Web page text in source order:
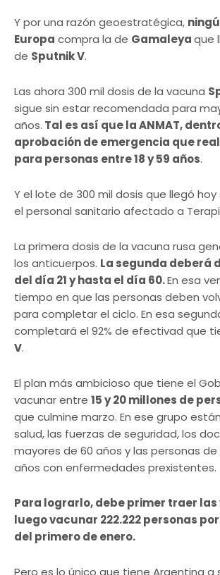
Y por una razón geoestratégica,
Europa compra la de Gamaleyaque
de Sputnik V.
Las ahora 300 mil dosis de la vacuna
sigue sin estar recomendada para
años. Tal es así que la ANMAT,
aprobación de emergencia que
para personas entre 18 y 59 años.
Y el lote de 300 mil dosis que llegó
el personal sanitario afectado a
La primera dosis de la vacuna rusa
los anticuerpos. La segunda deberá
del día 21 y hasta el día 60.En esa
tiempo en que las personas deben
para completar el ciclo. En esa
completará el 92% de efectivad que
V.
El plan más ambicioso que tiene el
vacunar entre 15 y 20 millones de
que culmine marzo. En ese grupo
salud, las fuerzas de seguridad, los
mayores de 60 años y las personas de
años con enfermedades prexistentes.
Para lograrlo, debe primer traer las
luego vacunar 222.222 personas
del primero de enero.
Pero es lo único que tiene Argentina a